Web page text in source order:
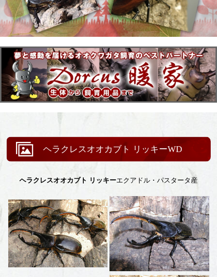
ヘラクレスオオカブト リッキーWD
ヘラクレスオオカブト リッキーエクアドル・パスタータ産